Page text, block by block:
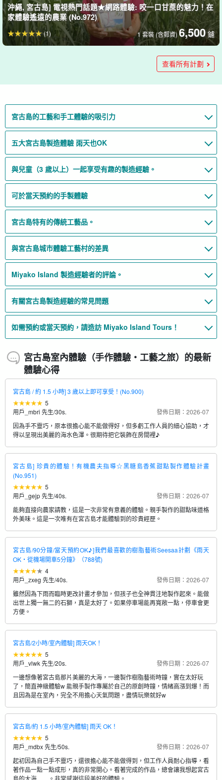
沖繩, 宮古島] 電視熱門話題★網路體驗: 咬一口甘蔗的魅力！在
家體驗遙遠的農業 (No.972)
1 套裝 (含郵資)6,500 鑢
(1)
宮古島/室內體驗/2小時] 當天預約OK☆僅限宮古島！動物蠟燭
9,800 鑢
宮古島/1小時內/當天預約OK] 宮古島首創！從（No.779）
1 人（3 歲及以上）4,500 鑢
宮古島/90分鐘/當天預約OK♪]我們最喜歡的樹脂藝術Seesaa計
7,000 鑢
宮古島/90分鐘/當天預約OK♪] 可以自由繪畫旅行回憶的樹脂藝
術☆時鐘計畫《雨天OK・從機場開車5分鐘》（787號)
15,000 鑢
宮古島/90分鐘/當天預約OK♪】可製作紀念品的樹脂藝術品☆A5
尺寸平面圖《雨天OK，距離機場5分鐘車程》（786號)
6,500 鑢
宮古島/50分鐘/可當天預約♪】樹脂藝術3歲以上參加☆過山車1
件計畫【雨天OK，交通便利距離機場5分鐘車程】（785號房）
5,000 鑢
宮古島/1.5小時] 沖繩的守護神'Shisa'×波浪藝術☆宮古島最大的
工作室的特殊樹脂藝術體驗 從機場出發5分鐘！(904號)
7,000
宮古島/1.5小時] 在宮古島最大的工作室體驗屬於自己的樹脂藝
術！讓我們一起製作世界獨一無二的波浪藝術時鐘☆＜雨天當
1 位來賓16,000 日圓。→ 方向標記或指示器 15,000 鑢
宮古島/1.5小時]在宮古島最大的工作室製作大型海龜藝術品♪感
受大海的樹脂藝術體驗距離機場5分鐘車程！(902號)
9,000
宮古島/1.5小時]手工製作世界上唯一的小海龜♪3歲以上的孩子
也能享受的樹脂藝術體驗。從機場出發5分鐘！(No.901)
6,500
宮古島 / 約 1.5 小時] 3 歲以上即可享受！(No.900)
→ 方向標記或指示器 6,500 鑢
宮古島/1小時] 3歲以上的樹脂藝術體驗☆獨一無二的波浪藝術
飛車製作♪ ＜雨天當天預約OK＞ 距離機場5分鐘！(899號)
5,000
查看所有計劃
宮古島的工藝和手工體驗的吸引力
五大宮古島製造體驗 雨天也OK
與兒童（3 歲以上）一起享受有趣的製造經驗。
可於當天預約的手製體驗
宮古島特有的傳統工藝品。
與宮古島城市體驗工藝村的差異
Miyako Island 製造經驗者的評論。
有關宮古島製造經驗的常見問題
如需預約或當天預約，請造訪 Miyako Island Tours！
宮古島室內體驗（手作體驗・工藝之旅）的最新
體驗心得
宮古島 / 約 1.5 小時] 3 歲以上即可享受！(No.900)
5
用戶_mbri 先生/30s.
發佈日期：2026-07
因為手不靈巧，原本很擔心能不能做得好，但多虧工作人員的細心協助，才
得以呈現出美麗的海水色澤。很期待把它裝飾在房間裡♪
宮古島] 珍貴的體驗！有機農夫指導☆黑糖島香蕉甜點製作體驗計畫
(No.951)
5
用戶_gejp 先生/40s.
發佈日期：2026-07
能夠直接向農家請教，這是一次非常有意義的體驗。親手製作的甜點味道格
外美味。這是一次唯有在宮古島才能體驗到的珍貴經歷。
宮古島/90分鐘/當天預約OK♪]我們最喜歡的樹脂藝術Seesaa計劃《雨天
OK・從機場開車5分鐘》（788號)
4
用戶_zxeg 先生/40s.
發佈日期：2026-07
雖然因為下雨而臨時更改計畫才參加，但孩子也全神貫注地製作起來。能做
出世上獨一無二的石獅，真是太好了。如果停車場能再寬敞一點，停車會更
方便。
宮古島/2小時/室內體驗] 雨天OK！
5
用戶_vlwk 先生/20s.
發佈日期：2026-07
一邊想像著宮古島那片美麗的大海，一邊製作樹脂藝術時鐘，實在太好玩
了，簡直神級體驗w 能親手製作專屬於自己的原創時鐘，情緒高漲到爆！而
且因為是在室內，完全不用擔心天氣問題，盡情玩樂就好w
宮古島/約 1.5 小時/室內體驗] 雨天 OK！
5
用戶_mdbx 先生/50s.
發佈日期：2026-07
起初因為自己手不靈巧，還很擔心能不能做得到，但工作人員耐心指導，看
著作品一點一點成形，真的非常開心。看著完成的作品，總會讓我想起宮古